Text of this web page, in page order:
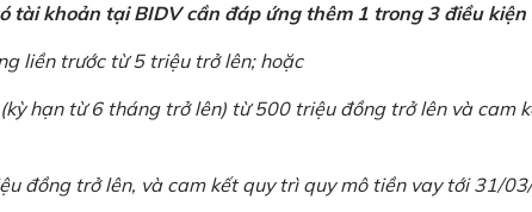
tài khoản tại BIDV cần đáp ứng thêm 1 trong 3 điều
liền trước từ 5 triệu trở lên; hoặc
hạn từ 6 tháng trở lên) từ 500 triệu đồng trở lên và cam
đồng trở lên, và cam kết quy trì quy mô tiền vay tới 31/